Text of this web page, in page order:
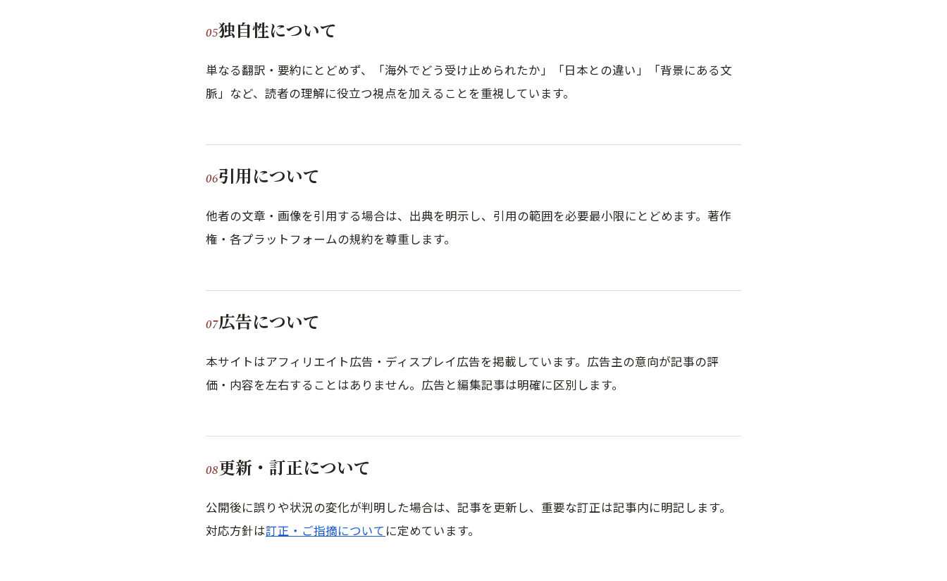
独自性について
単なる翻訳・要約にとどめず、「海外でどう受け止められたか」「日本との違い」「背景にある文
脈」など、読者の理解に役立つ視点を加えることを重視しています。
引用について
他者の文章・画像を引用する場合は、出典を明示し、引用の範囲を必要最小限にとどめます。著作
権・各プラットフォームの規約を尊重します。
広告について
本サイトはアフィリエイト広告・ディスプレイ広告を掲載しています。広告主の意向が記事の評
価・内容を左右することはありません。広告と編集記事は明確に区別します。
更新・訂正について
公開後に誤りや状況の変化が判明した場合は、記事を更新し、重要な訂正は記事内に明記します。
対応方針は訂正・ご指摘についてに定めています。